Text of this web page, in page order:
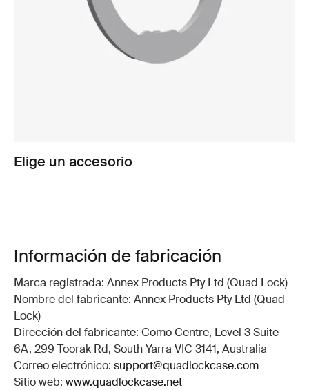
Elige un accesorio
Información de fabricación
Marca registrada: Annex Products Pty Ltd (Quad Lock)
Nombre del fabricante: Annex Products Pty Ltd (Quad
Lock)
Dirección del fabricante: Como Centre, Level 3 Suite
6A, 299 Toorak Rd, South Yarra VIC 3141, Australia
Correo electrónico: support@quadlockcase.com
Sitio web: www.quadlockcase.net